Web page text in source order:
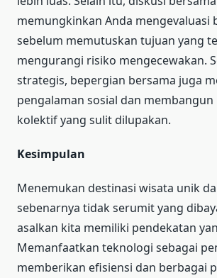
memungkinkan Anda mengevaluasi
sebelum memutuskan tujuan yang
mengurangi risiko mengecewakan.
strategis, bepergian bersama juga
pengalaman sosial dan membangun
kolektif yang sulit dilupakan.
Kesimpulan
Menemukan destinasi wisata unik
sebenarnya tidak serumit yang
asalkan kita memiliki pendekatan
Memanfaatkan teknologi sebagai
memberikan efisiensi dan berbagai